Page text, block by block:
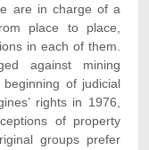
are in charge of a
place to place,
in each of them.
against mining
of judicial
rights in 1976,
of property
groups prefer